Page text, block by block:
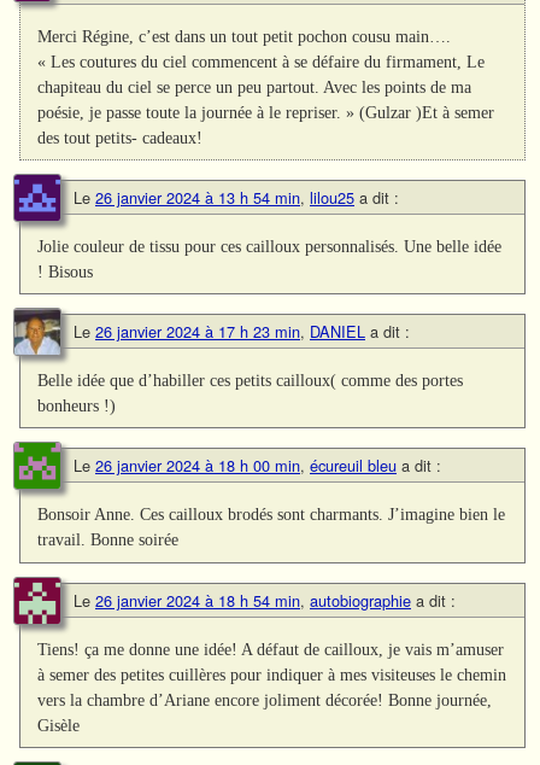
Merci Régine, c’est dans un tout petit pochon cousu main….
« Les coutures du ciel commencent à se défaire du firmament, Le
chapiteau du ciel se perce un peu partout. Avec les points de ma
poésie, je passe toute la journée à le repriser. » (Gulzar )Et à semer
des tout petits- cadeaux!
Le 26 janvier 2024 à 13 h 54 min, lilou25 a dit :
Jolie couleur de tissu pour ces cailloux personnalisés. Une belle idée
! Bisous
Le 26 janvier 2024 à 17 h 23 min, DANIEL a dit :
Belle idée que d’habiller ces petits cailloux( comme des portes
bonheurs !)
Le 26 janvier 2024 à 18 h 00 min, écureuil bleu a dit :
Bonsoir Anne. Ces cailloux brodés sont charmants. J’imagine bien le
travail. Bonne soirée
Le 26 janvier 2024 à 18 h 54 min, autobiographie a dit :
Tiens! ça me donne une idée! A défaut de cailloux, je vais m’amuser
à semer des petites cuillères pour indiquer à mes visiteuses le chemin
vers la chambre d’Ariane encore joliment décorée! Bonne journée,
Gisèle